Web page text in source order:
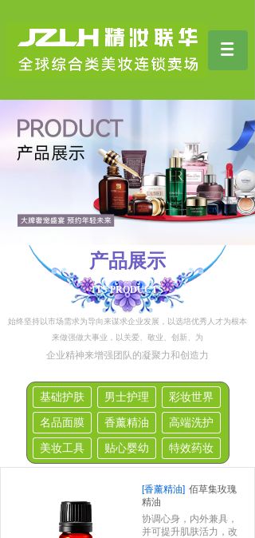
产品展示
ITS PRODUCTS
始终坚持以市场需求为导向来谋求企业发展，以选培优秀人才为根本
来做强做大事业，以关爱、敬业、创新、为
企业精神来增强团队的凝聚力和创造力
基础护肤 男士护理
彩妆世界
名品面膜
香薰精油
高端洗护
美妆工具
贴心婴幼 特效药妆
[香薰精油] 佰草集玫瑰
精油
协调心身，内外兼具，
并可提升肌肤活力，改